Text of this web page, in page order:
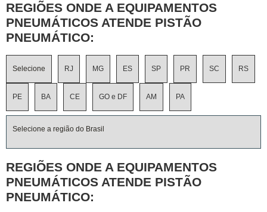
REGIÕES ONDE A EQUIPAMENTOS
PNEUMÁTICOS ATENDE PISTÃO
PNEUMÁTICO:
Selecione RJ MG ES SP PR SC RS
PE BA CE GO e DF AM PA
Selecione a região do Brasil
REGIÕES ONDE A EQUIPAMENTOS
PNEUMÁTICOS ATENDE PISTÃO
PNEUMÁTICO: